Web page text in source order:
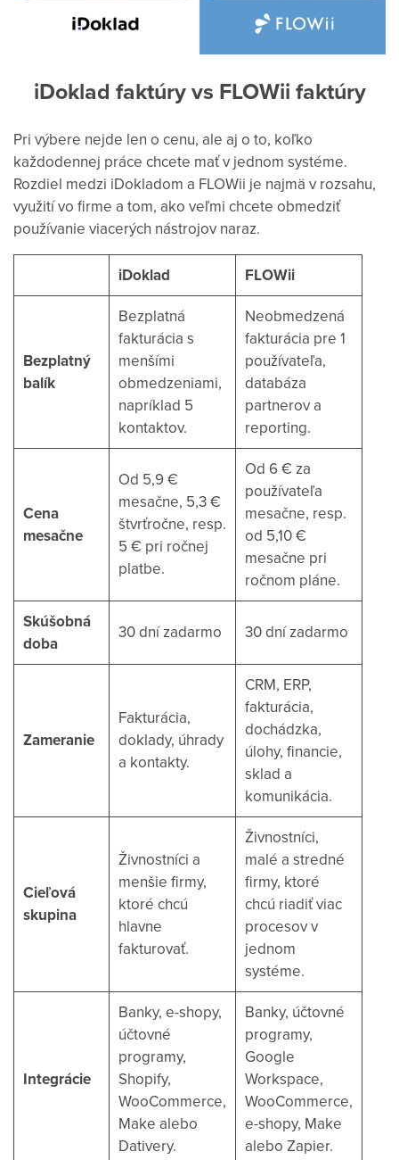
iDoklad faktúry vs FLOWii faktúry
Pri výbere nejde len o cenu, ale aj o to, koľko
každodennej práce chcete mať v jednom systéme.
Rozdiel medzi iDokladom a FLOWii je najmä v rozsahu,
využití vo firme a tom, ako veľmi chcete obmedziť
používanie viacerých nástrojov naraz.
iDoklad FLOWii
Bezplatný
balík
Bezplatná
fakturácia s
menšími
obmedzeniami,
napríklad 5
kontaktov.
Neobmedzená
fakturácia pre 1
používateľa,
databáza
partnerov a
reporting.
Cena
mesačne
Od 5,9 €
mesačne, 5,3 €
štvrťročne, resp.
5 € pri ročnej
platbe.
Od 6 € za
používateľa
mesačne, resp.
od 5,10 €
mesačne pri
ročnom pláne.
Skúšobná
doba
30 dní zadarmo 30 dní zadarmo
Zameranie
Fakturácia,
doklady, úhrady
a kontakty.
CRM, ERP,
fakturácia,
dochádzka,
úlohy, financie,
sklad a
komunikácia.
Cieľová
skupina
Živnostníci a
menšie firmy,
ktoré chcú
hlavne
fakturovať.
Živnostníci,
malé a stredné
firmy, ktoré
chcú riadiť viac
procesov v
jednom
systéme.
Integrácie
Banky, e-shopy,
účtovné
programy,
Shopify,
WooCommerce,
Make alebo
Dativery.
Banky, účtovné
programy,
Google
Workspace,
WooCommerce,
e-shopy, Make
alebo Zapier.